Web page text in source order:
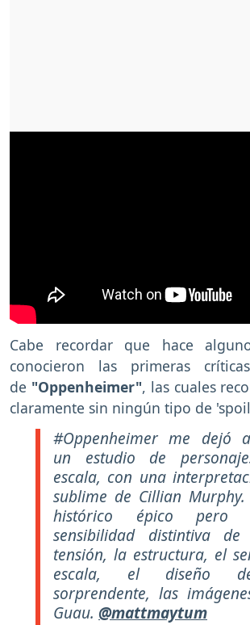
Cabe recordar que hace
conocieron las primeras
de "Oppenheimer", las cuales
claramente sin ningún tipo de
#Oppenheimer me dejó
un estudio de
escala, con una
sublime de Cillian
histórico épico pero
sensibilidad distintiva
tensión, la estructura, el
escala, el diseño
sorprendente, las
Guau. @mattmaytum